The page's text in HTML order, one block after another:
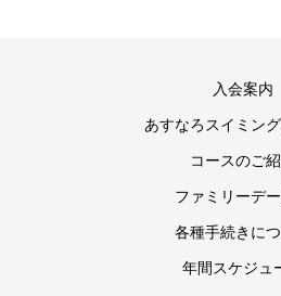
入会案内
あすなろスイミン
コースのご
ファミリーデ
各種手続きに
年間スケジュ